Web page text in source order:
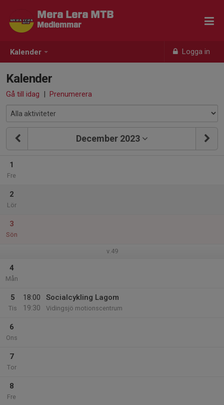
Kalender Logga in
Mera Lera MTB
Medlemmar
Kalender
Gå till idag | Prenumerera
December 2023
1
Fre
2
Lör
3
Sön
v.49
4
Mån
5
Tis
18:00
19:30
Socialcykling Lagom
Vidingsjö motionscentrum
6
Ons
7
Tor
8
Fre